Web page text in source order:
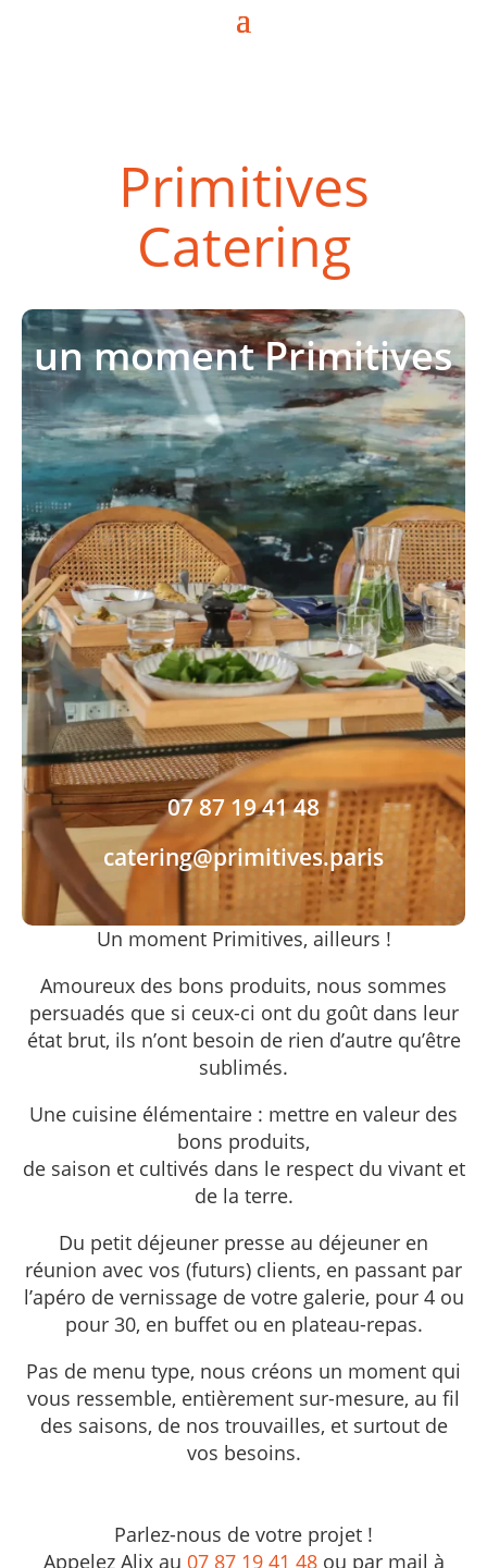
Primitives
Catering
un moment Primitives
07 87 19 41 48
catering@primitives.paris
Un moment Primitives, ailleurs !
Amoureux des bons produits, nous sommes
persuadés que si ceux-ci ont du goût dans leur
état brut, ils n’ont besoin de rien d’autre qu’être
sublimés.
Une cuisine élémentaire : mettre en valeur des
bons produits,
de saison et cultivés dans le respect du vivant et
de la terre.
Du petit déjeuner presse au déjeuner en
réunion avec vos (futurs) clients, en passant par
l’apéro de vernissage de votre galerie, pour 4 ou
pour 30, en buffet ou en plateau-repas.
Pas de menu type, nous créons un moment qui
vous ressemble, entièrement sur-mesure, au fil
des saisons, de nos trouvailles, et surtout de
vos besoins.
Parlez-nous de votre projet !
Appelez Alix au 07 87 19 41 48ou par mail à